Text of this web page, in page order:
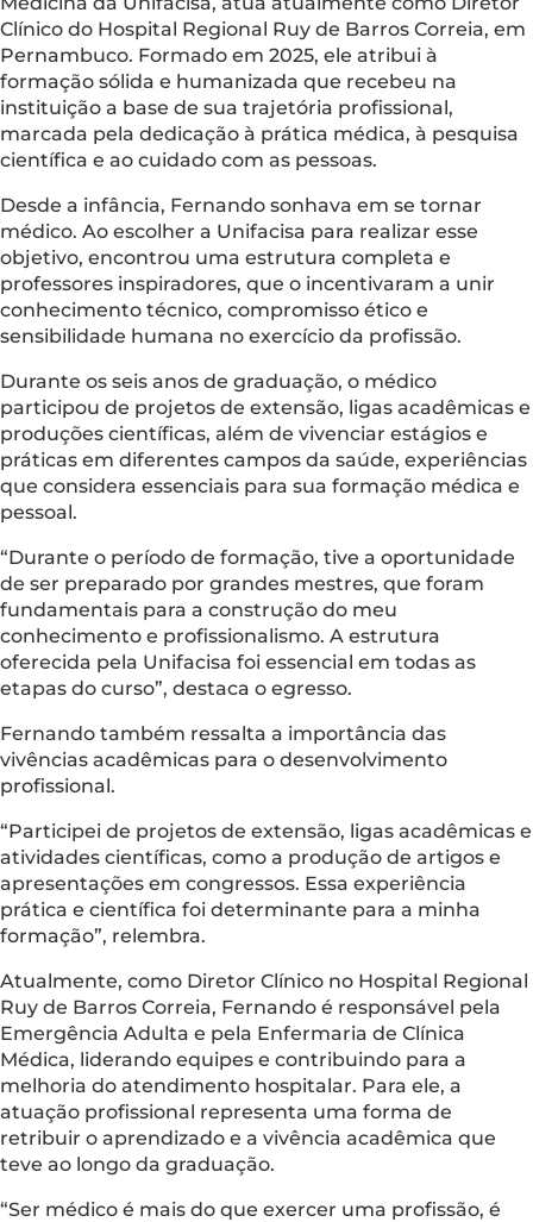
Clínico do Hospital Regional Ruy de Barros Correia, em
Pernambuco. Formado em 2025, ele atribui à
formação sólida e humanizada que recebeu na
instituição a base de sua trajetória profissional,
marcada pela dedicação à prática médica, à pesquisa
científica e ao cuidado com as pessoas.
Desde a infância, Fernando sonhava em se tornar
médico. Ao escolher a Unifacisa para realizar esse
objetivo, encontrou uma estrutura completa e
professores inspiradores, que o incentivaram a unir
conhecimento técnico, compromisso ético e
sensibilidade humana no exercício da profissão.
Durante os seis anos de graduação, o médico
participou de projetos de extensão, ligas acadêmicas e
produções científicas, além de vivenciar estágios e
práticas em diferentes campos da saúde, experiências
que considera essenciais para sua formação médica e
pessoal.
“Durante o período de formação, tive a oportunidade
de ser preparado por grandes mestres, que foram
fundamentais para a construção do meu
conhecimento e profissionalismo. A estrutura
oferecida pela Unifacisa foi essencial em todas as
etapas do curso”, destaca o egresso.
Fernando também ressalta a importância das
vivências acadêmicas para o desenvolvimento
profissional.
“Participei de projetos de extensão, ligas acadêmicas e
atividades científicas, como a produção de artigos e
apresentações em congressos. Essa experiência
prática e científica foi determinante para a minha
formação”, relembra.
Atualmente, como Diretor Clínico no Hospital Regional
Ruy de Barros Correia, Fernando é responsável pela
Emergência Adulta e pela Enfermaria de Clínica
Médica, liderando equipes e contribuindo para a
melhoria do atendimento hospitalar. Para ele, a
atuação profissional representa uma forma de
retribuir o aprendizado e a vivência acadêmica que
teve ao longo da graduação.
“Ser médico é mais do que exercer uma profissão, é